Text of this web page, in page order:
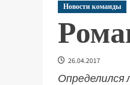
Новости команды
26.04.2017
Определился